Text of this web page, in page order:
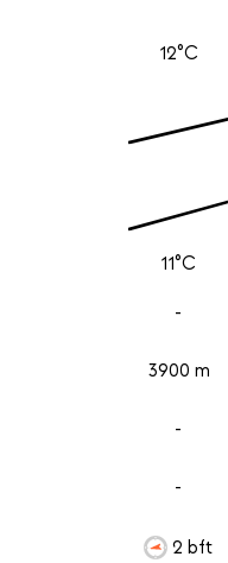
12°C
11°C
-
3900 m
-
-
2 bft